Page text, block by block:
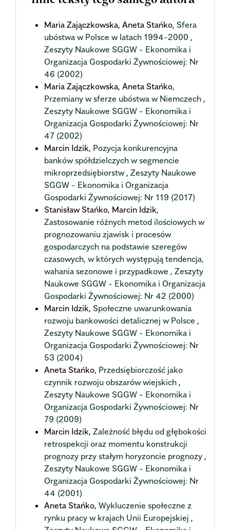
Maria Zajączkowska, Aneta Stańko, Sfera
ubóstwa w Polsce w latach 1994-2000 ,
Zeszyty Naukowe SGGW - Ekonomika i
Organizacja Gospodarki Żywnościowej: Nr
46 (2002)
Maria Zajączkowska, Aneta Stańko,
Przemiany w sferze ubóstwa w Niemczech ,
Zeszyty Naukowe SGGW - Ekonomika i
Organizacja Gospodarki Żywnościowej: Nr
47 (2002)
Marcin Idzik, Pozycja konkurencyjna
banków spółdzielczych w segmencie
mikroprzedsiębiorstw, Zeszyty Naukowe
SGGW - Ekonomika i Organizacja
Gospodarki Żywnościowej: Nr 119 (2017)
Stanisław Stańko, Marcin Idzik,
Zastosowanie różnych metod ilościowych w
prognozowaniu zjawisk i procesów
gospodarczych na podstawie szeregów
czasowych, w których występują tendencja,
wahania sezonowe i przypadkowe , Zeszyty
Naukowe SGGW - Ekonomika i Organizacja
Gospodarki Żywnościowej: Nr 42 (2000)
Marcin Idzik, Społeczne uwarunkowania
rozwoju bankowości detalicznej w Polsce ,
Zeszyty Naukowe SGGW - Ekonomika i
Organizacja Gospodarki Żywnościowej: Nr
53 (2004)
Aneta Stańko, Przedsiębiorczość jako
czynnik rozwoju obszarów wiejskich ,
Zeszyty Naukowe SGGW - Ekonomika i
Organizacja Gospodarki Żywnościowej: Nr
79 (2009)
Marcin Idzik, Zależność błędu od głębokości
retrospekcji oraz momentu konstrukcji
prognozy przy stałym horyzoncie prognozy ,
Zeszyty Naukowe SGGW - Ekonomika i
Organizacja Gospodarki Żywnościowej: Nr
44 (2001)
Aneta Stańko, Wykluczenie społeczne z
rynku pracy w krajach Unii Europejskiej ,